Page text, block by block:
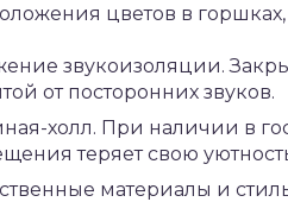
цветов в
звукоизоляции.
от посторонних звуков.
холл. При наличии в
теряет свою
материалы и